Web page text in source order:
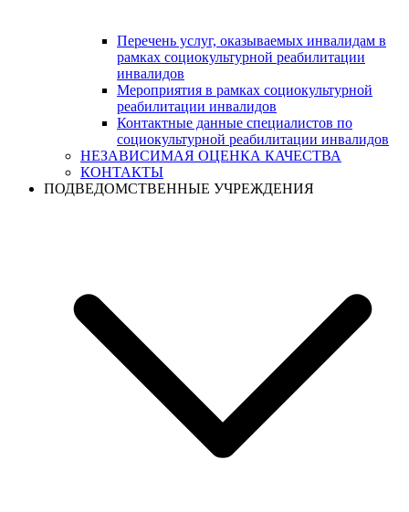
Перечень услуг, оказываемых инвалидам в
рамках социокультурной реабилитации
инвалидов
Мероприятия в рамках социокультурной
реабилитации инвалидов
Контактные данные специалистов по
социокультурной реабилитации инвалидов
НЕЗАВИСИМАЯ ОЦЕНКА КАЧЕСТВА
КОНТАКТЫ
ПОДВЕДОМСТВЕННЫЕ УЧРЕЖДЕНИЯ